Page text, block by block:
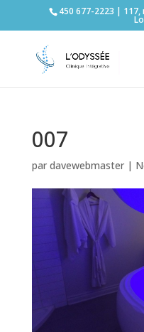
450 677-2223 | 117,
007
par davewebmaster|